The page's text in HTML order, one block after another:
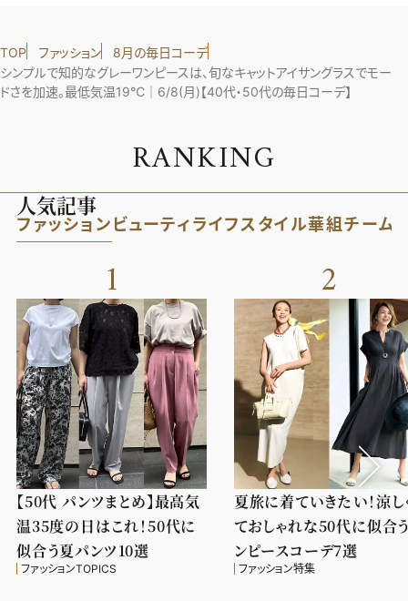
TOP ファッション
8月の毎日コーデ
シンプルで知的なグレーワンピースは、旬なキャットアイサングラスでモー
ドさを加速。最低気温19℃｜6/8(月)【40代・50代の毎日コーデ】
RANKING
人気記事
ファッション ビューティライフスタイル華組チーム
1
【50代 パンツまとめ】最高気
温35度の日はこれ！50代に
似合う夏パンツ10選
ファッションTOPICS
2
夏旅に着ていきたい！涼し
ておしゃれな50代に似合
ンピースコーデ7選
ファッション特集